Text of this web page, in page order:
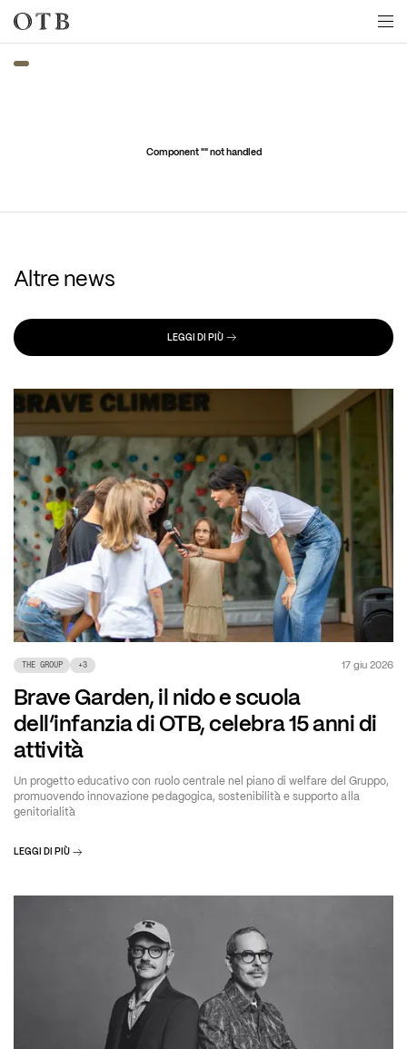
Skip to main content
Component "" not handled
Altre news
LEGGI DI PIÙ
THE GROUP +3 17 giu 2026
Brave Garden, il nido e scuola
dell’infanzia di OTB, celebra 15 anni di
attività
Un progetto educativo con ruolo centrale nel piano di welfare del Gruppo,
promuovendo innovazione pedagogica, sostenibilità e supporto alla
genitorialità
LEGGI DI PIÙ